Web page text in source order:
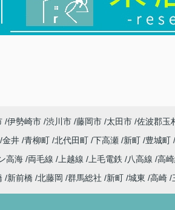
伊勢崎市 渋川市 藤岡市 太田市 佐波郡玉
金井 青柳町 北代田町 下高瀬 新町 豊城町
高海 両毛線 上越線 上毛電鉄 八高線 高
新前橋 北藤岡 群馬総社 新町 城東 高崎